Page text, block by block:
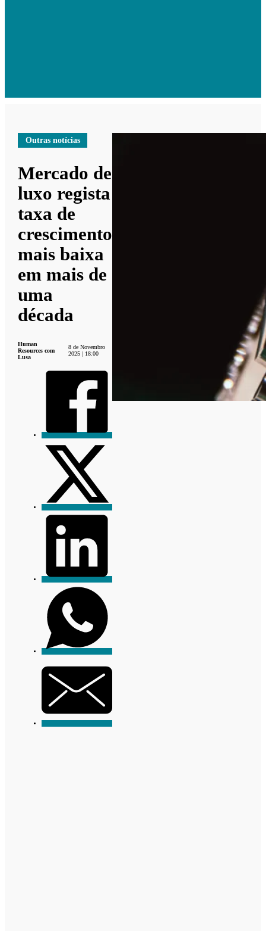
Outras notícias
Mercado de
luxo regista
taxa de
crescimento
mais baixa
em mais de
uma
década
Human
Resources com
Lusa
8 de Novembro
2025 | 18:00